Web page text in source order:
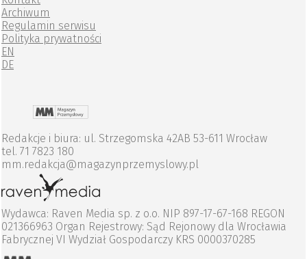
Archiwum
Regulamin serwisu
Polityka prywatności
EN
DE
Redakcje i biura: ul. Strzegomska 42AB 53-611 Wrocław
tel. 71 7823 180
mm.redakcja@magazynprzemyslowy.pl
Wydawca: Raven Media sp. z o.o. NIP 897-17-67-168 REGON
021366963 Organ Rejestrowy: Sąd Rejonowy dla Wrocławia
Fabrycznej VI Wydział Gospodarczy KRS 0000370285